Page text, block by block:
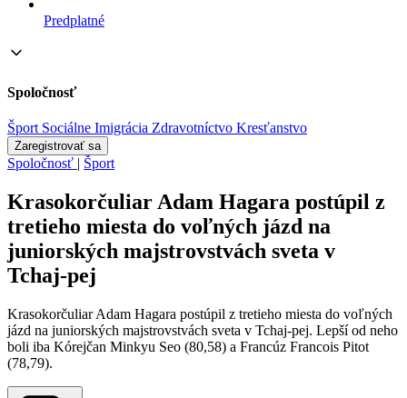
Predplatné
Spoločnosť
Šport Sociálne Imigrácia Zdravotníctvo Kresťanstvo
Zaregistrovať sa
Spoločnosť | Šport
Krasokorčuliar Adam Hagara postúpil z
tretieho miesta do voľných jázd na
juniorských majstrovstvách sveta v
Tchaj-pej
Krasokorčuliar Adam Hagara postúpil z tretieho miesta do voľných
jázd na juniorských majstrovstvách sveta v Tchaj-pej. Lepší od neho
boli iba Kórejčan Minkyu Seo (80,58) a Francúz Francois Pitot
(78,79).